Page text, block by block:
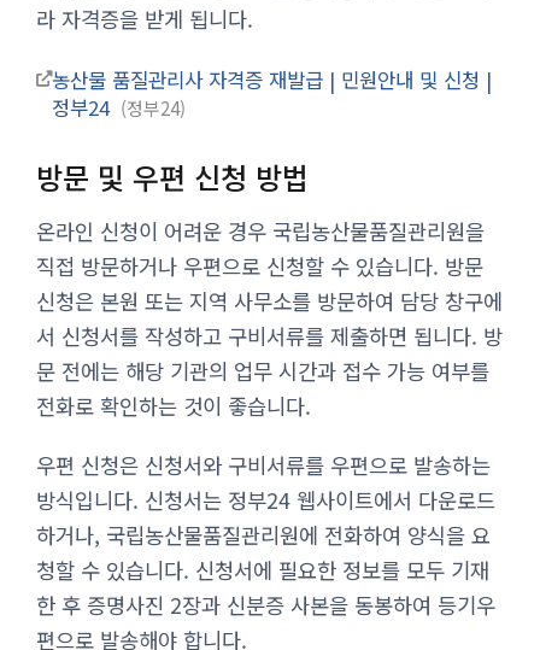
라 자격증을 받게 됩니다.
농산물 품질관리사 자격증 재발급 | 민원안내 및 신청 |
정부24
정부24
방문 및 우편 신청 방법
온라인 신청이 어려운 경우 국립농산물품질관리원을
직접 방문하거나 우편으로 신청할 수 있습니다. 방문
신청은 본원 또는 지역 사무소를 방문하여 담당 창구에
서 신청서를 작성하고 구비서류를 제출하면 됩니다. 방
문 전에는 해당 기관의 업무 시간과 접수 가능 여부를
전화로 확인하는 것이 좋습니다.
우편 신청은 신청서와 구비서류를 우편으로 발송하는
방식입니다. 신청서는 정부24 웹사이트에서 다운로드
하거나, 국립농산물품질관리원에 전화하여 양식을 요
청할 수 있습니다. 신청서에 필요한 정보를 모두 기재
한 후 증명사진 2장과 신분증 사본을 동봉하여 등기우
편으로 발송해야 합니다.